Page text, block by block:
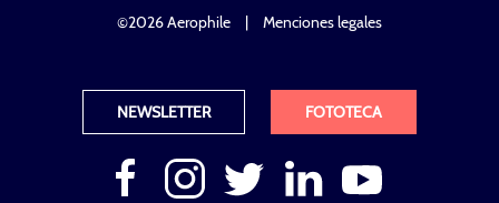
©2026 Aerophile | Menciones legales
NEWSLETTER FOTOTECA